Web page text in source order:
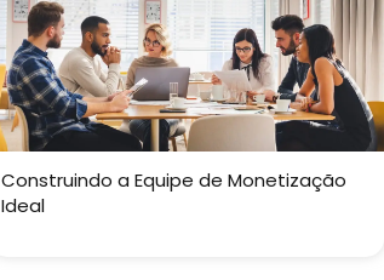
Construindo a Equipe de Monetização
Ideal